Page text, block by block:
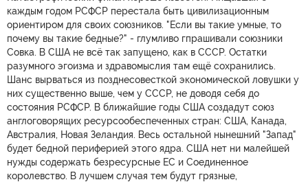
каждым годом РСФСР перестала быть цивилизационным
ориентиром для своих союзников. "Если вы такие умные, то
почему вы такие бедные?" - глумливо гпрашивали союзники
Совка. В США не всё так запущено, как в СССР. Остатки
разумного эгоизма и здравомыслия там ещё сохранились.
Шанс вырваться из позднесовесткой экономической ловушки у
них существенно выше, чем у СССР, не доводя себя до
состояния РСФСР. В ближайшие годы США создадут союз
англоговорящих ресурсообеспеченных стран: США, Канада,
Австралия, Новая Зеландия. Весь остальной нынешний "Запад"
будет бедной периферией этого ядра. США нет ни малейшей
нужды содержать безресурсные ЕС и Соединенное
королевство. В лучшем случая тем будут грязные,